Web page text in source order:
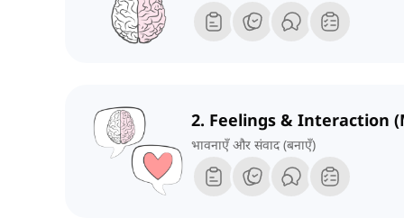
2. Feelings & Interaction
भावनाएँ और संवाद (बनाएँ)